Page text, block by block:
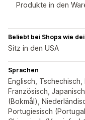
Produkte in den
Beliebt bei Shops wie
Sitz in den USA
Sprachen
Englisch,
Französisch,
(Bokmål),
Portugiesisch